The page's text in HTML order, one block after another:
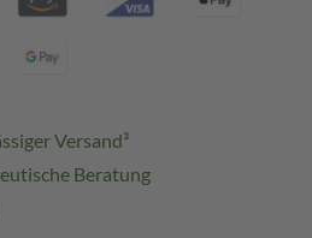
Versand³
Beratung